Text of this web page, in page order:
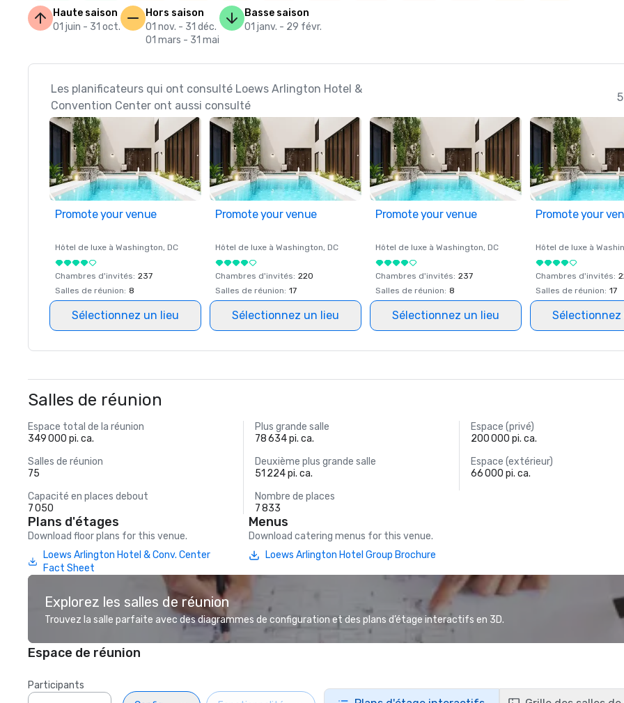
Haute saison
01 juin - 31 oct.
Hors saison
01 nov. - 31 déc.
01 mars - 31 mai
Basse saison
01 janv. - 29 févr.
Les planificateurs qui ont consulté Loews Arlington Hotel &
Convention Center ont aussi consulté
Promote your venue
Hôtel de luxe à Washington, DC
Chambres d'invités: 237
Salles de réunion: 8
Sélectionnez un lieu
Promote your venue
Hôtel de luxe à Washington, DC
Chambres d'invités: 220
Salles de réunion: 17
Sélectionnez un lieu
Promote your venue
Hôtel de luxe à Washington, DC
Chambres d'invités: 237
Salles de réunion: 8
Sélectionnez un lieu
Promote your
Hôtel de luxe à
Chambres d'invités:
Salles de réunion: 17
Sélectionnez
Salles de réunion
Espace total de la réunion
349 000 pi. ca.
Plus grande salle
78 634 pi. ca.
Espace (privé)
200 000 pi. ca.
Salles de réunion
75
Deuxième plus grande salle
51 224 pi. ca.
Espace (extérieur)
66 000 pi. ca.
Capacité en places debout
7 050
Nombre de places
7 833
Plans d'étages
Download floor plans for this venue.
Loews Arlington Hotel & Conv. Center
Fact Sheet
Menus
Download catering menus for this venue.
Loews Arlington Hotel Group Brochure
Explorez les salles de réunion
Trouvez la salle parfaite avec des diagrammes de configuration et des plans d’étage interactifs en 3D.
Espace de réunion
Participants